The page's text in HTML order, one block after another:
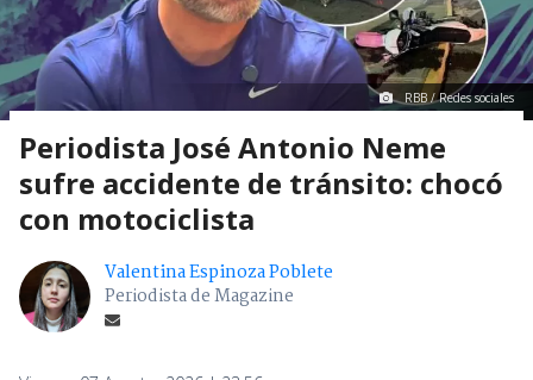
RBB / Redes sociales
Periodista José Antonio Neme
sufre accidente de tránsito: chocó
con motociclista
Valentina Espinoza Poblete
Periodista de Magazine